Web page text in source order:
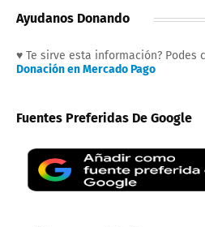
Ayudanos Donando
♥ Te sirve esta información? Podes
Donación en Mercado Pago
Fuentes Preferidas De Google